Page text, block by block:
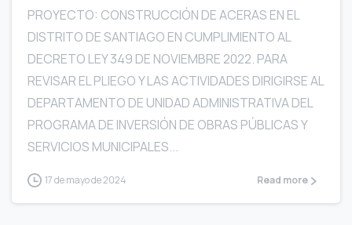
PROYECTO: CONSTRUCCIÓN DE ACERAS EN EL
DISTRITO DE SANTIAGO EN CUMPLIMIENTO AL
DECRETO LEY 349 DE NOVIEMBRE 2022. PARA
REVISAR EL PLIEGO Y LAS ACTIVIDADES DIRIGIRSE AL
DEPARTAMENTO DE UNIDAD ADMINISTRATIVA DEL
PROGRAMA DE INVERSIÓN DE OBRAS PÚBLICAS Y
SERVICIOS MUNICIPALES...
17 de mayo de 2024 Read more